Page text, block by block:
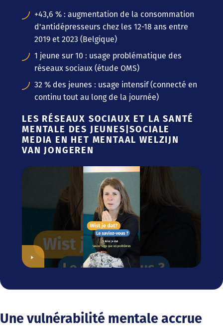
+43,6 % : augmentation de la consommation
d'antidépresseurs chez les 12-18 ans entre
2019 et 2023 (Belgique)
1 jeune sur 10 : usage problématique des
réseaux sociaux (étude OMS)
32 % des jeunes : usage intensif (connecté en
continu tout au long de la journée)
LES RÉSEAUX SOCIAUX ET LA SANTÉ
MENTALE DES JEUNES|SOCIALE
MEDIA EN HET MENTAAL WELZIJN
VAN JONGEREN
Une vulnérabilité mentale accrue